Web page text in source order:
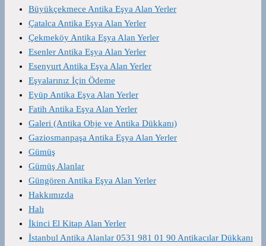
Büyükçekmece Antika Eşya Alan Yerler
Çatalca Antika Eşya Alan Yerler
Çekmeköy Antika Eşya Alan Yerler
Esenler Antika Eşya Alan Yerler
Esenyurt Antika Eşya Alan Yerler
Eşyalarınız İçin Ödeme
Eyüp Antika Eşya Alan Yerler
Fatih Antika Eşya Alan Yerler
Galeri (Antika Obje ve Antika Dükkanı)
Gaziosmanpaşa Antika Eşya Alan Yerler
Gümüş
Gümüş Alanlar
Güngören Antika Eşya Alan Yerler
Hakkımızda
Halı
İkinci El Kitap Alan Yerler
İstanbul Antika Alanlar 0531 981 01 90 Antikacılar Dükkanı